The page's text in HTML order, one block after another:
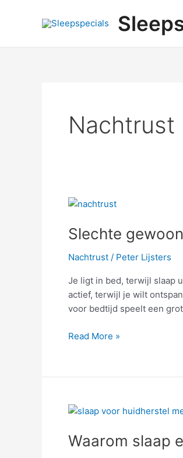
Nachtrust
Slechte
Nachtrust / Peter Lijsters
Je ligt in bed, terwijl slaap
actief, terwijl je wilt
voor bedtijd speelt een
Slechte
in
avond
je
nachtrust
verstoren
Read More »
Waarom slaap
Waarom
essentieel
pagination